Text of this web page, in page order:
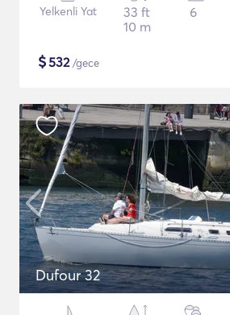
Yelkenli Yat
33 ft
10 m
6
$532/gece
Dufour 32